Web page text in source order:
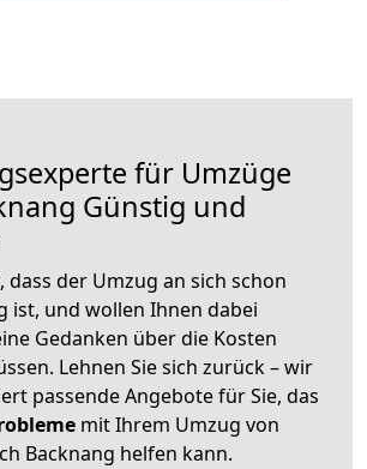
für Umzüge
Günstig und
dass der Umzug an sich schon
ist, und wollen Ihnen dabei
Gedanken über die Kosten
Lehnen Sie sich zurück – wir
passende Angebote für Sie, das
mit Ihrem Umzug von
Backnang helfen kann.